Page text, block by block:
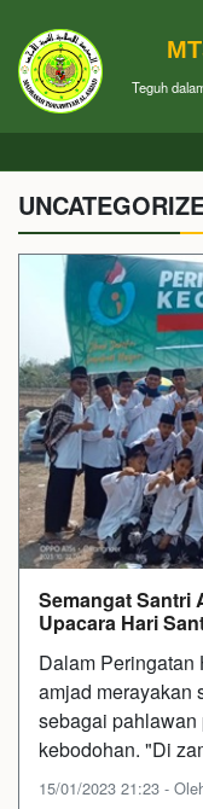
Teguh
Semangat Santri
Upacara Hari
Dalam Peringatan
amjad merayakan
sebagai
kebodohan. "Di
15/01/2023 21:23 -